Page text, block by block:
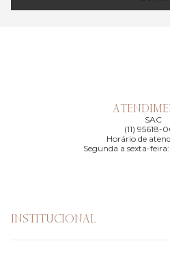
SAC
(11) 95618-
Horário de
Segunda a sexta-
INSTITUCIONAL